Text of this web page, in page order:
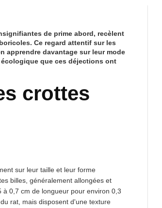
de prime abord, recèlent
Ce regard attentif sur les
apprendre davantage sur leur mode
que ces déjections ont
crottes
sur leur taille et leur forme
billes, généralement allongées et
0,7 cm de longueur pour environ 0,3
rat, mais disposent d'une texture